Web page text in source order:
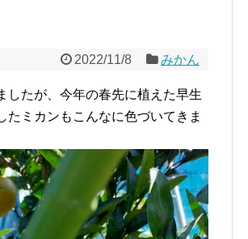
2022/11/8 みかん
したが、今年の春先に植えた早生
ミカンもこんなに色づいてきま